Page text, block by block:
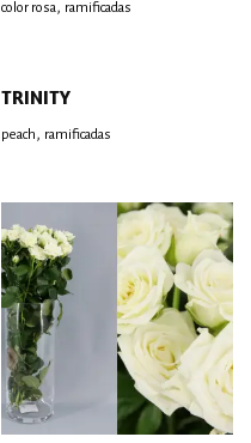
color rosa, ramificadas
TRINITY
peach, ramificadas